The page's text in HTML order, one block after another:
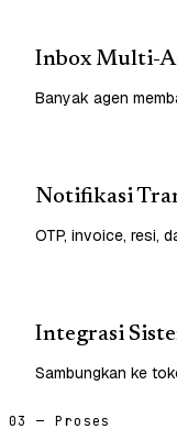
Inbox Multi-
Banyak agen
Notifikasi
OTP, invoice, resi,
Integrasi
Sambungkan ke
03 — Proses